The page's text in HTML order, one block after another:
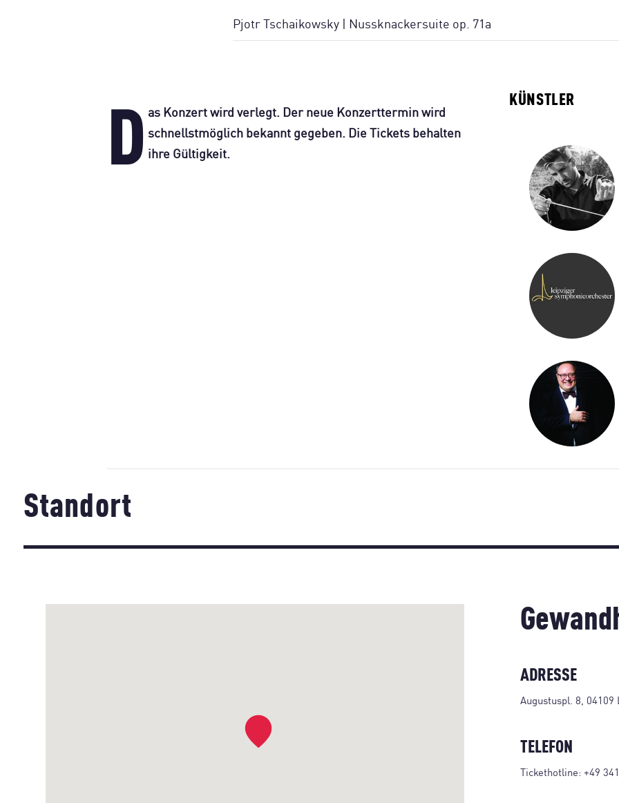
Pjotr Tschaikowsky | Nussknackersuite op. 71a
D as Konzert wird verlegt. Der neue Konzerttermin wird
schnellstmöglich bekannt gegeben. Die Tickets behalten
ihre Gültigkeit.
KÜNSTLER
Standort
ADRESSE
Augustuspl. 8, 04109
TELEFON
Tickethotline: +49